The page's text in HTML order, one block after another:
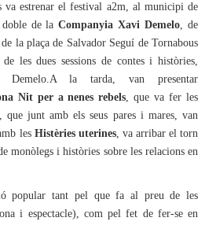
va estrenar el festival a2m, al municipi de
doble de la Companyia Xavi Demelo, de
la plaça de Salvador Seguí de Tornabous
les dues sessions de contes i històries,
Demelo.A la tarda, van presentar
Nit per a nenes rebels, que va fer les
que junt amb els seus pares i mares, van
les Histèries uterines, va arribar el torn
monòlegs i històries sobre les relacions en
popular tant pel que fa al preu de les
i espectacle), com pel fet de fer-se en